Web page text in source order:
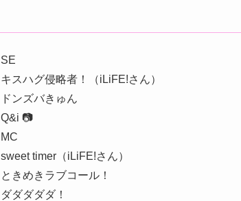
SE
キスハグ侵略者！（iLiFE!さん）
ドンズバきゅん
Q&i 📷
MC
sweet timer（iLiFE!さん）
ときめきラブコール！
ダダダダダ！